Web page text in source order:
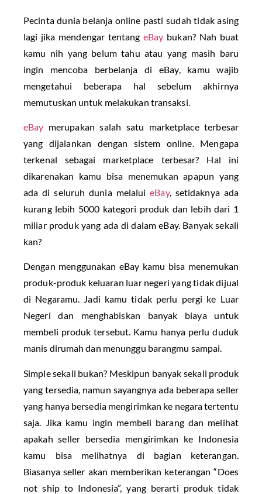
Pecinta dunia belanja online pasti sudah tidak asing
lagi jika mendengar tentangeBay bukan? Nah buat
kamu nih yang belum tahu atau yang masih baru
ingin mencoba berbelanja di eBay, kamu wajib
mengetahui beberapa hal sebelum akhirnya
memutuskan untuk melakukan transaksi.
eBay merupakan salah satu marketplace terbesar
yang dijalankan dengan sistem online. Mengapa
terkenal sebagai marketplace terbesar? Hal ini
dikarenakan kamu bisa menemukan apapun yang
ada di seluruh dunia melaluieBay, setidaknya ada
kurang lebih 5000 kategori produk dan lebih dari 1
miliar produk yang ada di dalam eBay. Banyak sekali
kan?
Dengan menggunakan eBay kamu bisa menemukan
produk-produk keluaran luar negeri yang tidak dijual
di Negaramu. Jadi kamu tidak perlu pergi ke Luar
Negeri dan menghabiskan banyak biaya untuk
membeli produk tersebut. Kamu hanya perlu duduk
manis dirumah dan menunggu barangmu sampai.
Simple sekali bukan? Meskipun banyak sekali produk
yang tersedia, namun sayangnya ada beberapa seller
yang hanya bersedia mengirimkan ke negara tertentu
saja. Jika kamu ingin membeli barang dan melihat
apakah seller bersedia mengirimkan ke Indonesia
kamu bisa melihatnya di bagian keterangan.
Biasanya seller akan memberikan keterangan “Does
not ship to Indonesia”, yang berarti produk tidak